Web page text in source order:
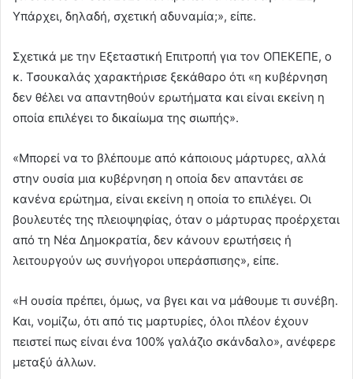
Υπάρχει, δηλαδή, σχετική αδυναμία;», είπε.
Σχετικά με την Εξεταστική Επιτροπή για τον ΟΠΕΚΕΠΕ, ο
κ. Τσουκαλάς χαρακτήρισε ξεκάθαρο ότι «η κυβέρνηση
δεν θέλει να απαντηθούν ερωτήματα και είναι εκείνη η
οποία επιλέγει το δικαίωμα της σιωπής».
«Μπορεί να το βλέπουμε από κάποιους μάρτυρες, αλλά
στην ουσία μια κυβέρνηση η οποία δεν απαντάει σε
κανένα ερώτημα, είναι εκείνη η οποία το επιλέγει. Οι
βουλευτές της πλειοψηφίας, όταν ο μάρτυρας προέρχεται
από τη Νέα Δημοκρατία, δεν κάνουν ερωτήσεις ή
λειτουργούν ως συνήγοροι υπεράσπισης», είπε.
«Η ουσία πρέπει, όμως, να βγει και να μάθουμε τι συνέβη.
Και, νομίζω, ότι από τις μαρτυρίες, όλοι πλέον έχουν
πειστεί πως είναι ένα 100% γαλάζιο σκάνδαλο», ανέφερε
μεταξύ άλλων.